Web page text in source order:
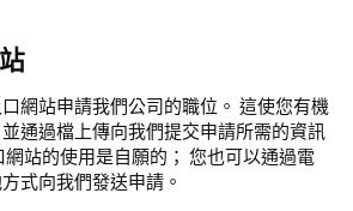
網站申請我們公司的職位。 這使您有機
通過檔上傳向我們提交申請所需的資訊
站的使用是自願的； 您也可以通過電
式向我們發送申請。